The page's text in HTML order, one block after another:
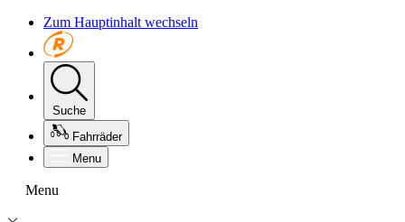
Zum Hauptinhalt wechseln
Suche
Fahrräder
Menu
Menu